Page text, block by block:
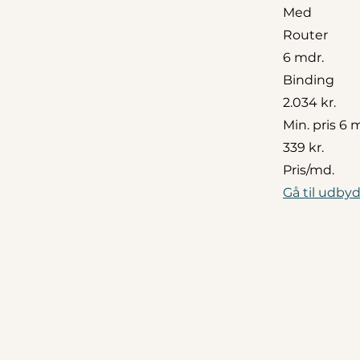
Med
Router
6 mdr.
Binding
2.034 kr.
Min. pris 6
339 kr.
Pris/md.
Gå til